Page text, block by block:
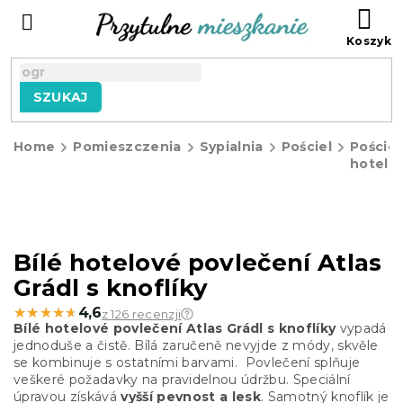
SZUKAJ
Home Pomieszczenia Sypialnia Pościel
Pościel
Bílé hotelové povlečení Atlas
Grádl s knoflíky
★★★★★
★★★★★ 4,6z 126 recenzji
Bílé hotelové povlečení Atlas Grádl s knoflíkyvypadá
jednoduše a čistě. Bílá zaručeně nevyjde z módy, skvěle
se kombinuje s ostatními barvami. Povlečení splňuje
veškeré požadavky na pravidelnou údržbu. Speciální
úpravou získává vyšší pevnost a lesk. Samotný knoflík je